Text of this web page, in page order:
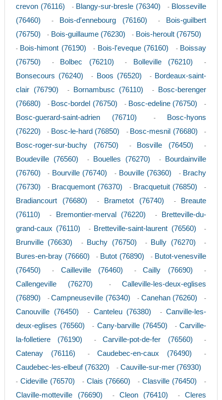
crevon (76116)
- Blangy-sur-bresle (76340) - Blosseville
(76460)
- Bois-d'ennebourg (76160) -
Bois-guilbert
(76750)
- Bois-guillaume (76230) - Bois-heroult (76750)
- Bois-himont (76190) - Bois-l'eveque (76160) - Boissay
(76750)
- Bolbec (76210) - Bolleville (76210) -
Bonsecours (76240) - Boos (76520) - Bordeaux-saint-
clair (76790)
- Bornambusc (76110) -
Bosc-berenger
(76680)
- Bosc-bordel (76750) - Bosc-edeline (76750) -
Bosc-guerard-saint-adrien (76710) -
Bosc-hyons
(76220)
- Bosc-le-hard (76850) - Bosc-mesnil (76680) -
Bosc-roger-sur-buchy (76750) - Bosville (76450) -
Boudeville (76560) - Bouelles (76270) -
Bourdainville
(76760)
- Bourville (76740) - Bouville (76360) - Brachy
(76730)
- Bracquemont (76370) - Bracquetuit (76850) -
Bradiancourt (76680) - Brametot (76740) -
Breaute
(76110)
- Bremontier-merval (76220) -
Bretteville-du-
grand-caux (76110)
- Bretteville-saint-laurent (76560) -
Brunville (76630) - Buchy (76750) - Bully (76270) -
Bures-en-bray (76660) - Butot (76890) - Butot-venesville
(76450)
- Cailleville (76460) -Cailly (76690) -
Callengeville (76270) -Calleville-les-deux-eglises
(76890)
-Campneuseville (76340) - Canehan (76260) -
Canouville (76450) - Canteleu (76380) -Canville-les-
deux-eglises (76560)
- Cany-barville (76450) -Carville-
la-folletiere (76190)
-Carville-pot-de-fer (76560) -
Catenay (76116) - Caudebec-en-caux (76490) -
Caudebec-les-elbeuf (76320) - Cauville-sur-mer (76930)
- Cideville (76570) - Clais (76660) - Clasville (76450) -
Claville-motteville (76690) - Cleon (76410) -Cleres